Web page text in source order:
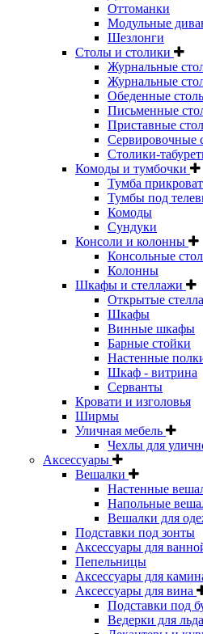
Оттоманки
Модульные
Шезлонги
Столы и столики
Журнальные
Журнальные
Обеденные
Письменные
Приставные
Сервировочные
Столики-
Комоды и тумбочки
Тумба
Тумбы под
Комоды
Сундуки
Консоли и колонны
Консольные
Колонны
Шкафы и стеллажи
Открытые
Шкафы
Винные шкафы
Барные стойки
Настенные
Шкаф - витрина
Серванты
Кровати и изголовья
Ширмы
Уличная мебель
Чехлы для
Аксессуары
Вешалки
Настенные
Напольные
Вешалки для
Подставки под зонты
Аксессуары для
Пепельницы
Аксессуары для
Аксессуары для вина
Подставки под
Ведерки для льда